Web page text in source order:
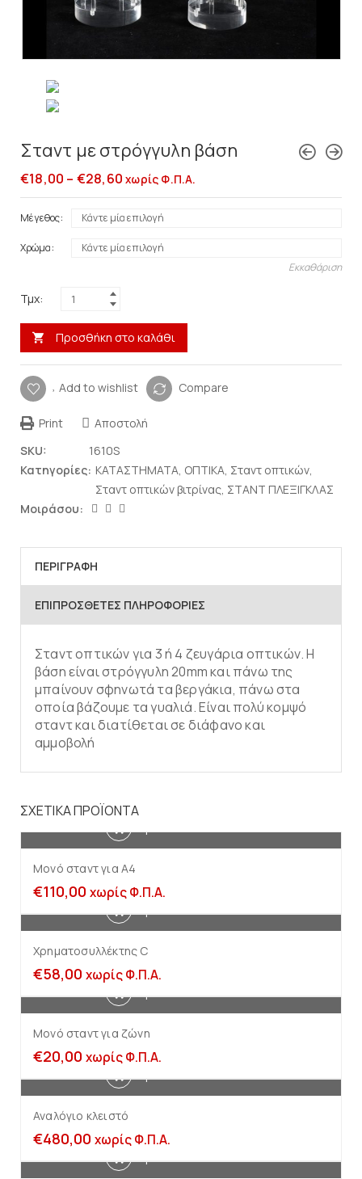
Σταντ με στρόγγυλη βάση
€18,00 – €28,60 χωρίς Φ.Π.Α.
Μέγεθος
Χρώμα
Εκκαθάριση
Τμχ:
Προσθήκη στο καλάθι
Add to wishlist Compare
Print
Αποστολή
SKU:
1610S
Κατηγορίες: ΚΑΤΑΣΤΗΜΑΤΑ, ΟΠΤΙΚΑ, Σταντ οπτικών,
Σταντ οπτικών βιτρίνας, ΣΤΑΝΤ ΠΛΕΞΙΓΚΛΑΣ
Μοιράσου:
ΠΕΡΙΓΡΑΦΉ
ΕΠΙΠΡΌΣΘΕΤΕΣ ΠΛΗΡΟΦΟΡΊΕΣ
Σταντ οπτικών για 3 ή 4 ζευγάρια οπτικών. Η
βάση είναι στρόγγυλη 20mm και πάνω της
μπαίνουν σφηνωτά τα βεργάκια, πάνω στα
οποία βάζουμε τα γυαλιά. Είναι πολύ κομψό
σταντ και διατίθεται σε διάφανο και
αμμοβολή
ΣΧΕΤΙΚΆ ΠΡΟΪΌΝΤΑ
Μονό σταντ για Α4
€110,00 χωρίς Φ.Π.Α.
Χρηματοσυλλέκτης C
€58,00 χωρίς Φ.Π.Α.
Μονό σταντ για ζώνη
€20,00 χωρίς Φ.Π.Α.
Αναλόγιο κλειστό
€480,00 χωρίς Φ.Π.Α.